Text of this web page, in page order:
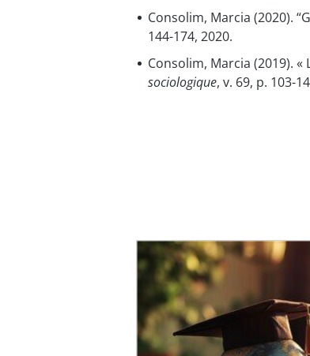
Consolim, Marcia (2020).
144-174, 2020.
Consolim, Marcia (2019).
sociologique, v. 69, p. 103-